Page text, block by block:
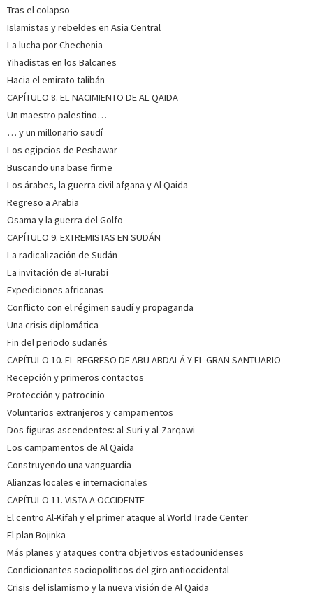
Tras el colapso
Islamistas y rebeldes en Asia Central
La lucha por Chechenia
Yihadistas en los Balcanes
Hacia el emirato talibán
CAPÍTULO 8. EL NACIMIENTO DE AL QAIDA
Un maestro palestino…
… y un millonario saudí
Los egipcios de Peshawar
Buscando una base firme
Los árabes, la guerra civil afgana y Al Qaida
Regreso a Arabia
Osama y la guerra del Golfo
CAPÍTULO 9. EXTREMISTAS EN SUDÁN
La radicalización de Sudán
La invitación de al-Turabi
Expediciones africanas
Conflicto con el régimen saudí y propaganda
Una crisis diplomática
Fin del periodo sudanés
CAPÍTULO 10. EL REGRESO DE ABU ABDALÁ Y EL GRAN SANTUARIO
Recepción y primeros contactos
Protección y patrocinio
Voluntarios extranjeros y campamentos
Dos figuras ascendentes: al-Suri y al-Zarqawi
Los campamentos de Al Qaida
Construyendo una vanguardia
Alianzas locales e internacionales
CAPÍTULO 11. VISTA A OCCIDENTE
El centro Al-Kifah y el primer ataque al World Trade Center
El plan Bojinka
Más planes y ataques contra objetivos estadounidenses
Condicionantes sociopolíticos del giro antioccidental
Crisis del islamismo y la nueva visión de Al Qaida